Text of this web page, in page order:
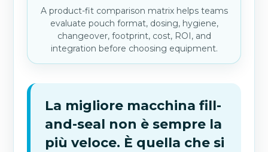
A product-fit comparison matrix helps teams
evaluate pouch format, dosing, hygiene,
changeover, footprint, cost, ROI, and
integration before choosing equipment.
La migliore macchina fill-
and-seal non è sempre la
più veloce. È quella che si